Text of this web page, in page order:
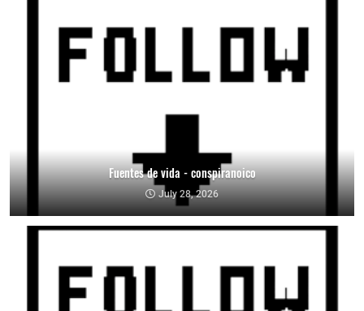
Fuentes de vida - conspiranoico
July 28, 2026